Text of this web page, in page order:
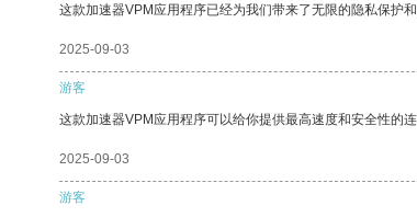
这款加速器VPM应用程序已经为我们带来了无限的隐私保护和
2025-09-03
游客
这款加速器VPM应用程序可以给你提供最高速度和安全性的
2025-09-03
游客